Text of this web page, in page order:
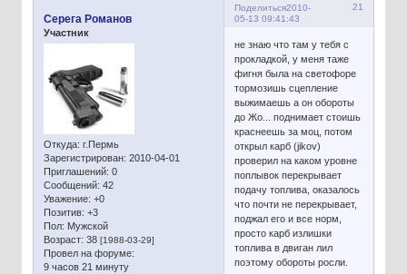
Поделиться 21
2010-
05-13 09:41:43
Серега Романов
Участник
Откуда: г.Пермь
Зарегистрирован: 2010-04-01
Приглашений: 0
Сообщений: 42
Уважение: +0
Позитив: +3
Пол: Мужской
Возраст: 38 [1988-03-29]
Провел на форуме:
9 часов 21 минуту
не знаю что там у тебя с
прокладкой, у меня таже
фигня была на светофоре
тормозишь сцепление
выжимаешь а он обороты
до Жо... поднимает стоишь
краснеешь за моц, потом
открыл карб (jikov)
проверил на каком уровне
поплывок перекрывает
подачу топлива, оказалось
что почти не перекрывает,
поджал его и все норм,
просто карб излишки
топлива в двиган лил
поэтому обороты росли.